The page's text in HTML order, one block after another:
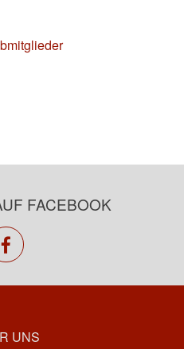
FACEBOOK
facebook
UNS